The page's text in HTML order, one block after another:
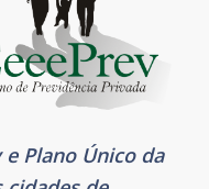
Plano Único da